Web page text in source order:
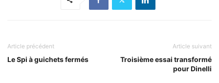
Article précédent
Le Spi à guichets fermés
Article suivant
Troisième essai transformé
pour Dinelli